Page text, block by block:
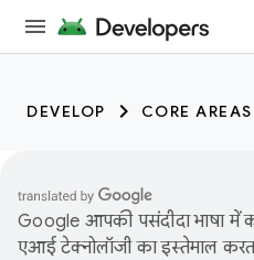
DEVELOP CORE AREAS
Google आपकी पसंदीदा भाषा में
एआई टेक्नोलॉजी का इस्तेमाल